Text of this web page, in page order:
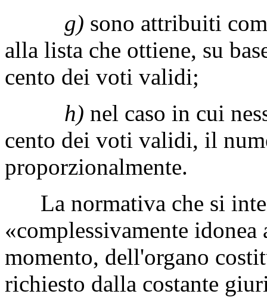
g) sono attribuiti
alla lista che ottiene, su
cento dei voti validi;
h) nel caso in cui
cento dei voti validi, il
proporzionalmente.
La normativa che si
«complessivamente
momento, dell'organo
richiesto dalla costante